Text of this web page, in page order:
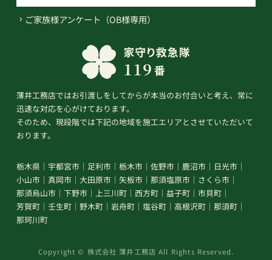
ご家族様アンケート（OB様専用）
薄井工務店ではお引渡しをしてからが本当のお付合いと考え、常に
迅速な対応を心がけております。
そのため、現段階では下記の地域を施工エリアとさせていただいて
おります。
栃木県 宇都宮市 足利市 栃木市 佐野市 鹿沼市
日光市
小山市
真岡市 大田原市 矢板市 那須塩原市
さくら市
那須烏山市
下野市 上三川町 西方町 益子町
市貝町
芳賀町
壬生町 野木町 岩舟町 塩谷町 高根沢町
那須町
那珂川町
Copyright © 株式会社 薄井工務店 All Rights Reserved.